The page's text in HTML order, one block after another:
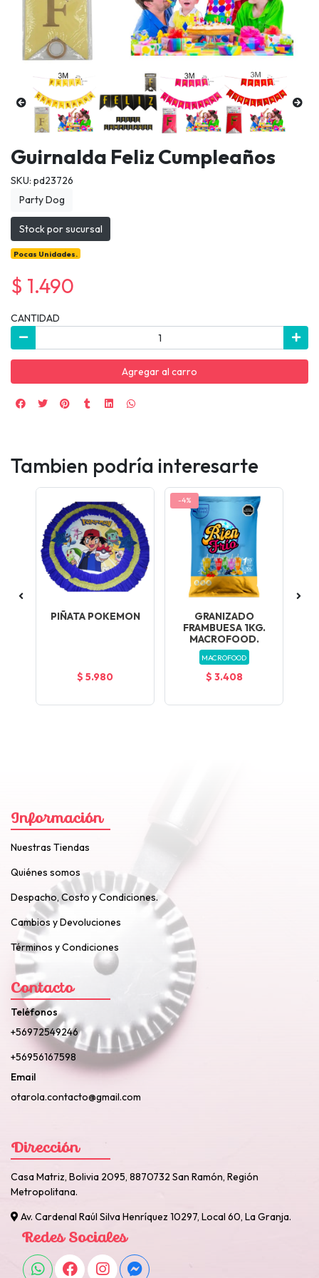
Guirnalda Feliz Cumpleaños
SKU: pd23726
Party Dog
Stock por sucursal
Pocas Unidades.
$ 1.490
CANTIDAD
Agregar al carro
Tambien podría interesarte
PIÑATA POKEMON
$ 5.980
-4%
GRANIZADO
FRAMBUESA 1KG.
MACROFOOD.
MACROFOOD
$ 3.408
Información
Nuestras Tiendas
Quiénes somos
Despacho, Costo y Condiciones.
Cambios y Devoluciones
Términos y Condiciones
Contacto
Teléfonos
+56972549246
+56956167598
Email
otarola.contacto@gmail.com
Dirección
Casa Matriz, Bolivia 2095, 8870732 San Ramón, Región
Metropolitana.
Av. Cardenal Raúl Silva Henríquez 10297, Local 60, La Granja.
Redes Sociales